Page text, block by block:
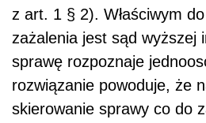
z art. 1 § 2). Właściwym
zażalenia jest sąd wyższej
sprawę rozpoznaje
rozwiązanie powoduje, że
skierowanie sprawy co do